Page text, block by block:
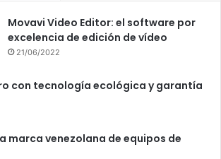
Movavi Video Editor: el software por
excelencia de edición de vídeo
21/06/2022
con tecnología ecológica y garantía
marca venezolana de equipos de